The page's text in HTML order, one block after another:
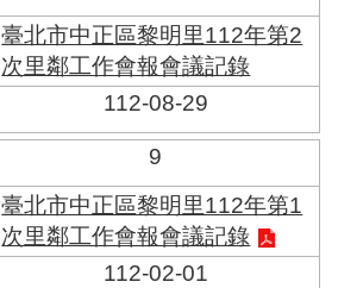
臺北市中正區黎明里112年第2
次里鄰工作會報會議記錄
112-08-29
9
臺北市中正區黎明里112年第1
次里鄰工作會報會議記錄
112-02-01